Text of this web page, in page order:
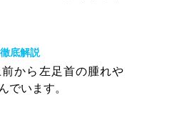
底解説
から左足首の腫れや
でいます。